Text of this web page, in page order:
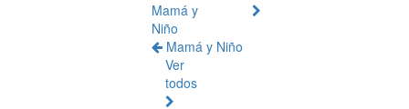
Mamá y
Niño
Mamá y Niño
Ver
todos